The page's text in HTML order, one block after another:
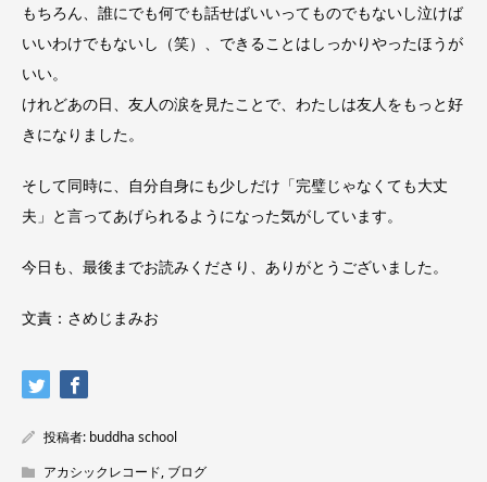
もちろん、誰にでも何でも話せばいいってものでもないし泣けば
いいわけでもないし（笑）、できることはしっかりやったほうが
いい。
けれどあの日、友人の涙を見たことで、わたしは友人をもっと好
きになりました。
そして同時に、自分自身にも少しだけ「完璧じゃなくても大丈
夫」と言ってあげられるようになった気がしています。
今日も、最後までお読みくださり、ありがとうございました。
文責：さめじまみお
投稿者: buddha school
アカシックレコード, ブログ